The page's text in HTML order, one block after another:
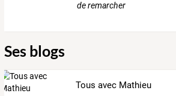
de remarcher
Ses blogs
Tous avec Mathieu